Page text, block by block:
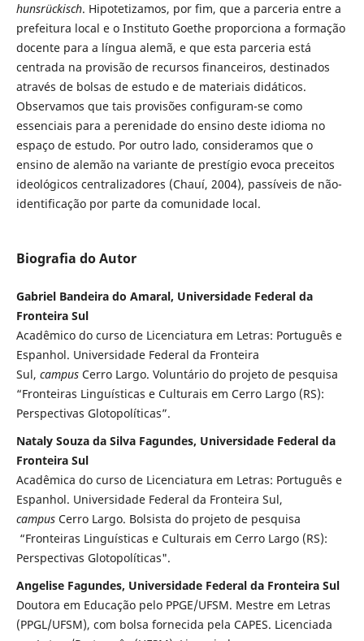
hunsrückisch. Hipotetizamos, por fim, que a parceria entre a
prefeitura local e o Instituto Goethe proporciona a formação
docente para a língua alemã, e que esta parceria está
centrada na provisão de recursos financeiros, destinados
através de bolsas de estudo e de materiais didáticos.
Observamos que tais provisões configuram-se como
essenciais para a perenidade do ensino deste idioma no
espaço de estudo. Por outro lado, consideramos que o
ensino de alemão na variante de prestígio evoca preceitos
ideológicos centralizadores (Chauí, 2004), passíveis de não-
identificação por parte da comunidade local.
Biografia do Autor
Gabriel Bandeira do Amaral, Universidade Federal da
Fronteira Sul
Acadêmico do curso de Licenciatura em Letras: Português e
Espanhol. Universidade Federal da Fronteira
Sul, campus Cerro Largo. Voluntário do projeto de pesquisa
“Fronteiras Linguísticas e Culturais em Cerro Largo (RS):
Perspectivas Glotopolíticas”.
Nataly Souza da Silva Fagundes, Universidade Federal da
Fronteira Sul
Acadêmica do curso de Licenciatura em Letras: Português e
Espanhol. Universidade Federal da Fronteira Sul,
campus Cerro Largo. Bolsista do projeto de pesquisa
“Fronteiras Linguísticas e Culturais em Cerro Largo (RS):
Perspectivas Glotopolíticas".
Angelise Fagundes, Universidade Federal da Fronteira Sul
Doutora em Educação pelo PPGE/UFSM. Mestre em Letras
(PPGL/UFSM), com bolsa fornecida pela CAPES. Licenciada